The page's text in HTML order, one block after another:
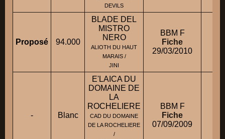
DEVILS
Proposé 94.000
BLADE DEL
MISTRO
NERO
ALIOTH DU HAUT
MARAIS /
JINI
BBM F
Fiche
29/03/2010
- Blanc
E'LAICA DU
DOMAINE DE
LA
ROCHELIERE
CAD DU DOMAINE
DE LA ROCHELIERE
/
BBM F
Fiche
07/09/2009